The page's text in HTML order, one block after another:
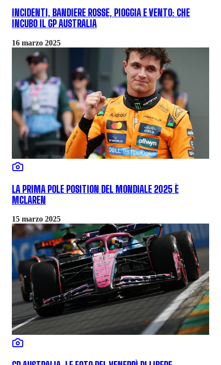
INCIDENTI, BANDIERE ROSSE, PIOGGIA E VENTO: CHE
INCUBO IL GP AUSTRALIA
16 marzo 2025
LA PRIMA POLE POSITION DEL MONDIALE 2025 È
MCLAREN
15 marzo 2025